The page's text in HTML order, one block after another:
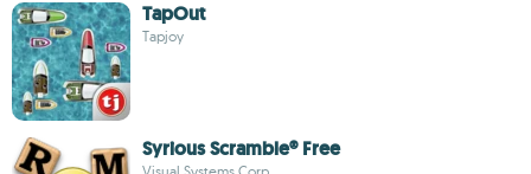
TapOut
Tapjoy
Syrious Scramble® Free